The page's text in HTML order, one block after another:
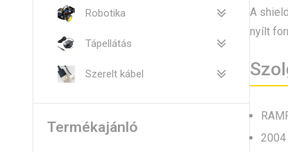
A
nyílt
Robotika
Tápellátás
Szerelt kábel
Termékajánló